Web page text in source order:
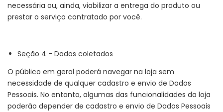
necessária ou, ainda, viabilizar a entrega do produto ou
prestar o serviço contratado por você.
Seção 4 - Dados coletados
O público em geral poderá navegar na loja sem
necessidade de qualquer cadastro e envio de Dados
Pessoais. No entanto, algumas das funcionalidades da loja
poderão depender de cadastro e envio de Dados Pessoais